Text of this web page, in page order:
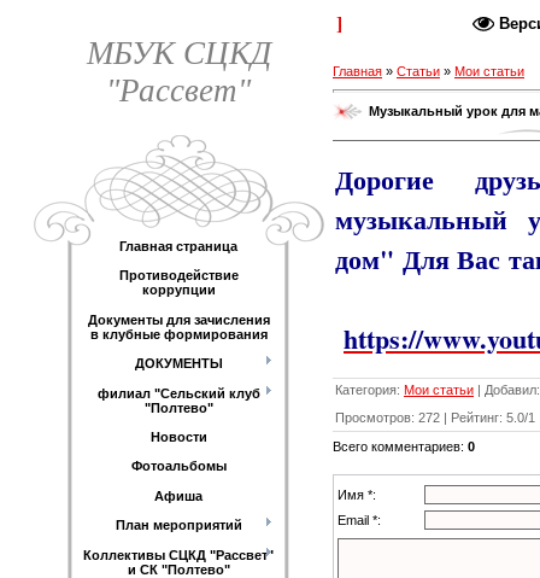
МБУК СЦКД
"Рассвет"
Главная страница
Противодействие
коррупции
Документы для зачисления
в клубные формирования
ДОКУМЕНТЫ
филиал "Сельский клуб
"Полтево"
Новости
Фотоальбомы
Афиша
План мероприятий
Коллективы СЦКД "Рассвет"
и СК "Полтево"
Каталог статей
Главная » Статьи » Мои статьи
Музыкальный урок для
Дорогие
музыкальный
дом" Для Вас
https://
Категория: Мои статьи | Добавил:
Просмотров: 272 | Рейтинг: 5.0/1
Всего комментариев: 0
Имя *:
Email *: